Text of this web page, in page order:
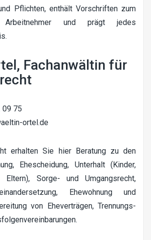
Pflichten, enthält Vorschriften zum
und prägt jedes
Fachanwältin für
09 75
ortel.de
erhalten Sie hier Beratung zu den
Ehescheidung, Unterhalt (Kinder,
Eltern), Sorge- und Umgangsrecht,
Ehewohnung und
von Eheverträgen, Trennungs-